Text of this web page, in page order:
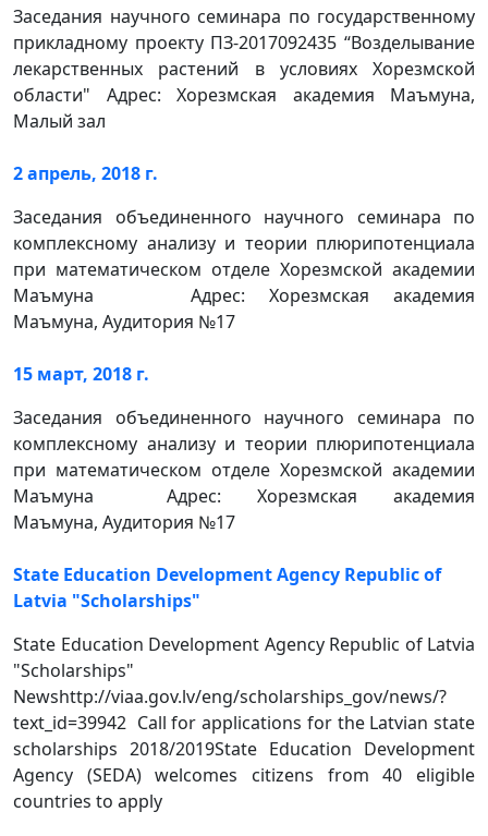
Заседания научного семинара по государственному
прикладному проекту ПЗ-2017092435 “Возделывание
лекарственных растений в условиях Хорезмской
области" Адрес: Хорезмская академия Маъмуна,
Малый зал
2 апрель, 2018 г.
Заседания объединенного научного семинара по
комплексному анализу и теории плюрипотенциала
при математическом отделе Хорезмской академии
Маъмуна Адрес: Хорезмская академия
Маъмуна, Аудитория №17
15 март, 2018 г.
Заседания объединенного научного семинара по
комплексному анализу и теории плюрипотенциала
при математическом отделе Хорезмской академии
Маъмуна Адрес: Хорезмская академия
Маъмуна, Аудитория №17
State Education Development Agency Republic of
Latvia "Scholarships"
State Education Development Agency Republic of Latvia
"Scholarships"
Newshttp://viaa.gov.lv/eng/scholarships_gov/news/?
text_id=39942 Call for applications for the Latvian state
scholarships 2018/2019State Education Development
Agency (SEDA) welcomes citizens from 40 eligible
countries to apply